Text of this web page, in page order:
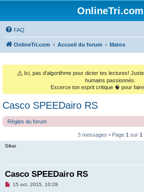
OnlineTri.com
FAQ
OnlineTri.com Accueil du forum Matos
⚠️ Ici, pas d'algorithme pour dicter tes lectures!
humains passionnés.
Excerce ton esprit critique 🧠 pour faire
Casco SPEEDairo RS
Règles du forum
3 messages • Page 1 sur 1
Sikar
Casco SPEEDairo RS
M15 oct. 2015, 10:28